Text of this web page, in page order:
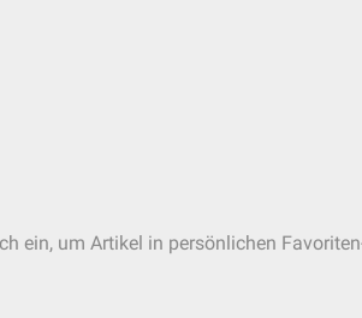
ein, um Artikel in persönlichen